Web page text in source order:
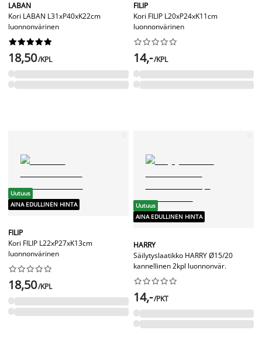
LABAN
Kori LABAN L31xP40xK22cm
luonnonvärinen






18,50/KPL
FILIP
Kori FILIP L20xP24xK11cm
luonnonvärinen






14,-/KPL
Uutuus
AINA EDULLINEN HINTA
FILIP
Kori FILIP L22xP27xK13cm
luonnonvärinen






18,50/KPL
Uutuus
AINA EDULLINEN HINTA
HARRY
Säilytyslaatikko HARRY Ø15/20
kannellinen 2kpl luonnonvär.






14,-/PKT